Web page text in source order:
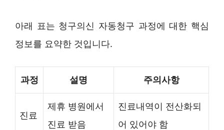
아래 표는 청구의신 자동청구 과정에 대한 핵심
정보를 요약한 것입니다.
과정 설명 주의사항
진료
제휴 병원에서
진료 받음
진료내역이 전산화되
어 있어야 함